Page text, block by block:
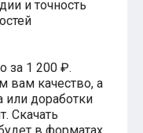
и точность
за 1 200 ₽.
вам качество, а
или доработки
Скачать